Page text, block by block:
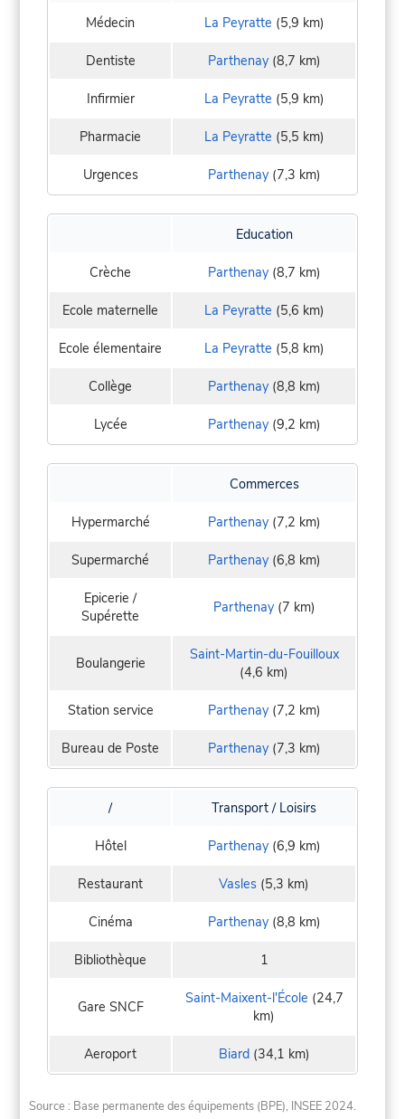
Médecin La Peyratte (5,9 km)
Dentiste Parthenay(8,7 km)
Infirmier La Peyratte (5,9 km)
Pharmacie La Peyratte (5,5 km)
Urgences Parthenay(7,3 km)
Education
Crèche Parthenay(8,7 km)
Ecole maternelle La Peyratte (5,6 km)
Ecole élementaire La Peyratte (5,8 km)
Collège Parthenay(8,8 km)
Lycée Parthenay(9,2 km)
Commerces
Hypermarché Parthenay(7,2 km)
Supermarché Parthenay(6,8 km)
Epicerie /
Supérette
Parthenay(7 km)
Boulangerie
Saint-Martin-du-Fouilloux
(4,6 km)
Station service Parthenay(7,2 km)
Bureau de Poste Parthenay(7,3 km)
/ Transport / Loisirs
Hôtel Parthenay(6,9 km)
Restaurant Vasles (5,3 km)
Cinéma Parthenay(8,8 km)
Bibliothèque 1
Gare SNCF Saint-Maixent-l'École (24,7
km)
Aeroport Biard(34,1 km)
Source : Base permanente des équipements (BPE), INSEE 2024.